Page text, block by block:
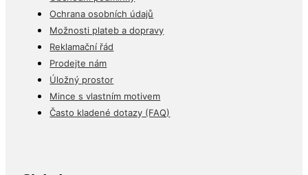
Ochrana osobních údajů
Možnosti plateb a dopravy
Reklamační řád
Prodejte nám
Úložný prostor
Mince s vlastním motivem
Často kladené dotazy (FAQ)